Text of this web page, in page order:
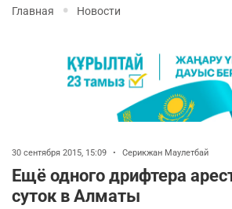
Главная Новости
30 сентября 2015, 15:09 • Серикжан Маулетбай
Ещё одного дрифтера
суток в Алматы